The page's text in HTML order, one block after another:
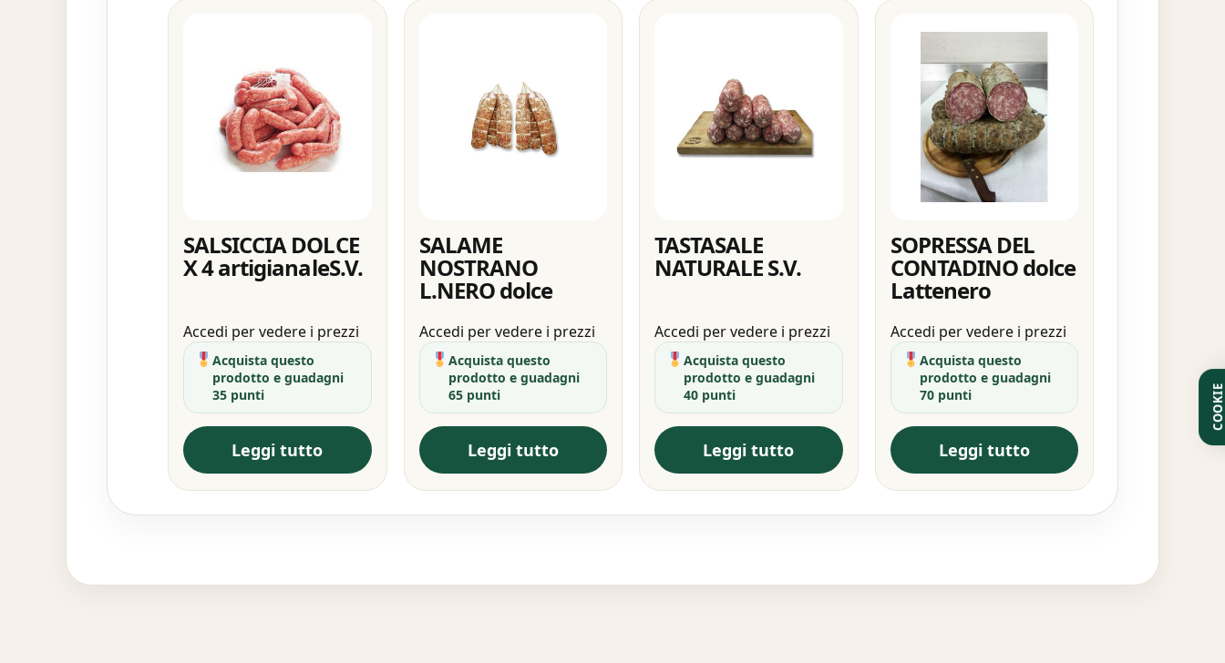
SALSICCIA DOLCE
X 4 artigianaleS.V.
Accedi per vedere i prezzi
Acquista questo
prodotto e guadagni
35 punti
Leggi tutto
SALAME
NOSTRANO
L.NERO dolce
Accedi per vedere i prezzi
Acquista questo
prodotto e guadagni
65 punti
Leggi tutto
TASTASALE
NATURALE S.V.
Accedi per vedere i prezzi
Acquista questo
prodotto e guadagni
40 punti
Leggi tutto
SOPRESSA DEL
CONTADINO dolce
Lattenero
Accedi per vedere i prezzi
Acquista questo
prodotto e guadagni
70 punti
Leggi tutto
COOKIE